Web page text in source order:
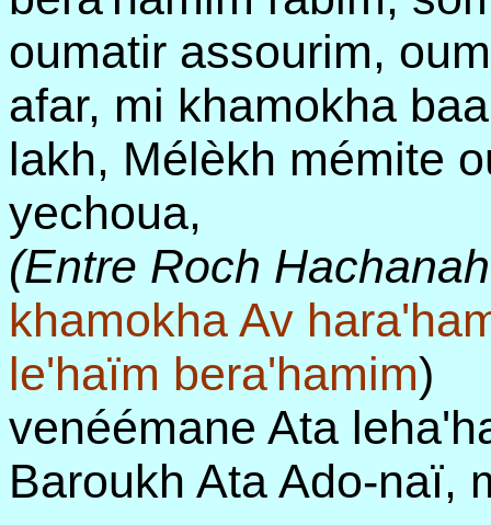
oumatir assourim,
afar, mi khamokha
lakh, Mélèkh mémite
yechoua,
(Entre Roch
khamokha Av
le'haïm bera'hamim)
venéémane Ata
Baroukh Ata Ado-naï,